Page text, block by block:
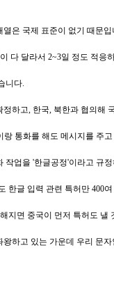
은 국제 표준이 없기 때문입
다 달라서 2~3일 정도 적응
니다.
하고, 한국, 북한과 협의해
통화를 해도 메시지를 주
업을 '한글공정'이라고 규
한글 입력 관련 특허만
지면 중국이 먼저 특허도
하고 있는 가운데 우리 문